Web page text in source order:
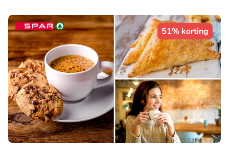
51% korting